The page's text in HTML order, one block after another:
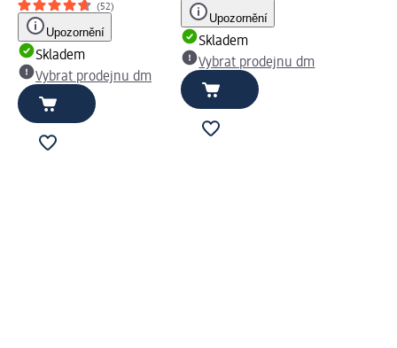
(52)
Upozornění
Skladem
Vybrat prodejnu dm
Upozornění
Skladem
Vybrat prodejnu dm